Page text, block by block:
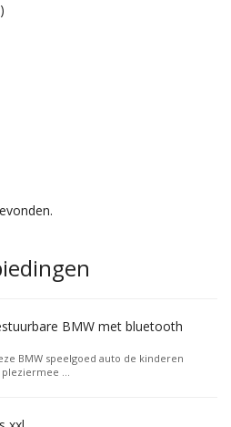
BMW met bluetooth
BMW speelgoed auto de kinderen
...